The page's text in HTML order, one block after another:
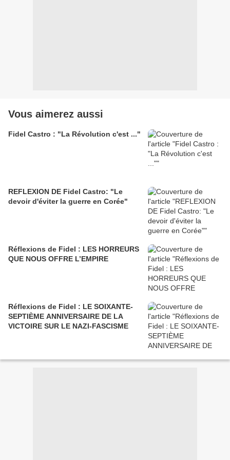
Vous aimerez aussi
Fidel Castro : "La Révolution c'est ..."
REFLEXION DE Fidel Castro: "Le
devoir d'éviter la guerre en Corée"
Réflexions de Fidel : LES HORREURS
QUE NOUS OFFRE L’EMPIRE
Réflexions de Fidel : LE SOIXANTE-
SEPTIÈME ANNIVERSAIRE DE LA
VICTOIRE SUR LE NAZI-FASCISME